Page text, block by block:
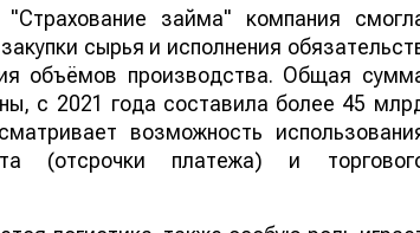
займа" компания
сырья и исполнения
объёмов производства. Общая
с 2021 года составила более 45
возможность
(отсрочки платежа) и